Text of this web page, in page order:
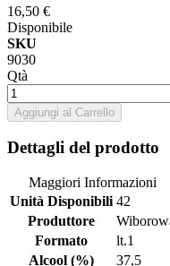
16,50 €
Disponibile
SKU
9030
Qtà
Aggiungi al Carrello
Dettagli del prodotto
Maggiori Informazioni
Unità Disponibili 42
Produttore
Formato
lt.1
Alcool (%)
37,5